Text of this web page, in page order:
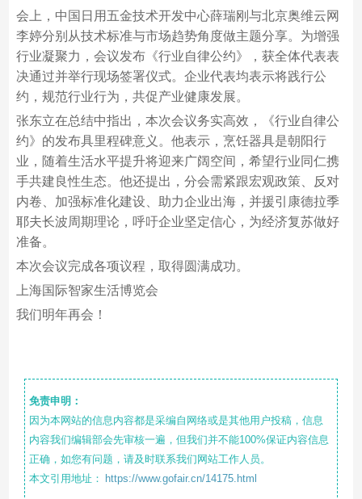
会上，中国日用五金技术开发中心薛瑞刚与北京奥维云网
李婷分别从技术标准与市场趋势角度做主题分享。为增强
行业凝聚力，会议发布《行业自律公约》，获全体代表表
决通过并举行现场签署仪式。企业代表均表示将践行公
约，规范行业行为，共促产业健康发展。​
张东立在总结中指出，本次会议务实高效，《行业自律公
约》的发布具里程碑意义。他表示，烹饪器具是朝阳行
业，随着生活水平提升将迎来广阔空间，希望行业同仁携
手共建良性生态。他还提出，分会需紧跟宏观政策、反对
内卷、加强标准化建设、助力企业出海，并援引康德拉季
耶夫长波周期理论，呼吁企业坚定信心，为经济复苏做好
准备。​
本次会议完成各项议程，取得圆满成功。​
上海国际智家生活博览会​
我们明年再会！
免责申明：
因为本网站的信息内容都是采编自网络或是其他用户投稿，信息
内容我们编辑部会先审核一遍，但我们并不能100%保证内容信息
正确，如您有问题，请及时联系我们网站工作人员。
本文引用地址：
https://www.gofair.cn/14175.html